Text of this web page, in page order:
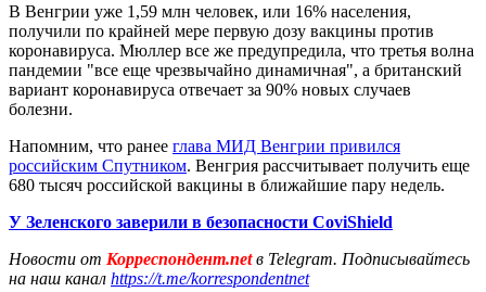
В Венгрии уже 1,59 млн человек, или 16% населения,
получили по крайней мере первую дозу вакцины против
коронавируса. Мюллер все же предупредила, что третья волна
пандемии "все еще чрезвычайно динамичная", а британский
вариант коронавируса отвечает за 90% новых случаев
болезни.
Напомним, что ранее глава МИД Венгрии привился
российским Спутником. Венгрия рассчитывает получить еще
680 тысяч российской вакцины в ближайшие пару недель.
У Зеленского заверили в безопасности CoviShield
Новости от Корреспондент.netв Telegram. Подписывайтесь
на наш канал https://t.me/korrespondentnet